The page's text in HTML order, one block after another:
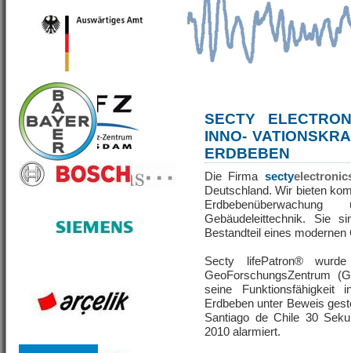
SECTY
INNO-
ERDBEBEN
Die Firma secty
Deutschland. Wir bieten
Gebäudeleittechnik. Sie
Bestandteil eines
Secty lifePatron®
GeoForschungsZentrum
seine Funktionsfähigkeit
Erdbeben unter Beweis
Santiago de Chile 30
2010 alarmiert.